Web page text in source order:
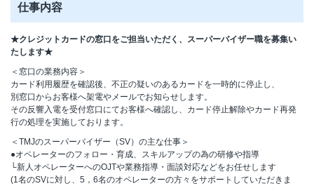
仕事内容
★クレジットカードの窓口をご担当いただく、スーパーバイザー職を募集い
たします★
＜窓口の業務内容＞
カード利用履歴を確認後、不正の疑いのあるカードを一時的に停止し、
別窓口からお客様へ架電やメールでお知らせします。
その反響入電を受付窓口にてお客様へ確認し、カード停止解除やカード再発
行の処理を実施しております。
＜TMJのスーパーバイザー（SV）の主な仕事＞
●オペレーターのフォロー・育成、スキルアップの為の研修や指導
└新人オペレーターへのOJTや業務指導・面談対応などをお任せします
(1名のSVに対し、5，6名のオペレーターの方々をサポートしていただきま